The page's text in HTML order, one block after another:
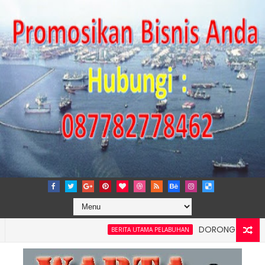
BERITA UTAMA PELABUHAN
DORONG KEMANDIRIAN
Kelancaran Logistik, IPC TPK Siap Operasikan Alat Pemindai